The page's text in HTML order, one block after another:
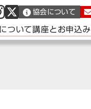
協会について
ついて講座とお申込み